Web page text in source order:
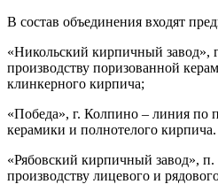
В состав объединения входят
«Никольский кирпичный завод»,
производству поризованной
клинкерного кирпича;
«Победа», г. Колпино – линия по
керамики и полнотелого кирпича.
«Рябовский кирпичный завод»,
производству лицевого и